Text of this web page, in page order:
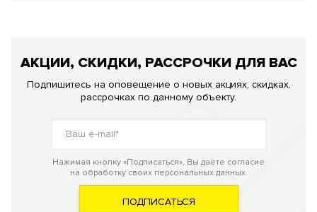
АКЦИИ, СКИДКИ, РАССРОЧКИ ДЛЯ ВАС
Подпишитесь на оповещение о новых акциях, скидках,
рассрочках по данному объекту.
Нажимая кнопку «Подписаться», Вы даете согласие
на обработку своих персональных данных.
ПОДПИСАТЬСЯ